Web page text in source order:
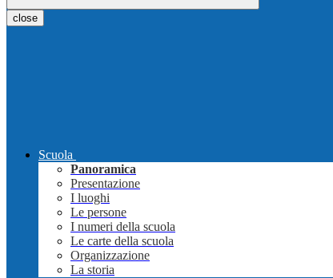
close
Scuola
Panoramica
Presentazione
I luoghi
Le persone
I numeri della scuola
Le carte della scuola
Organizzazione
La storia